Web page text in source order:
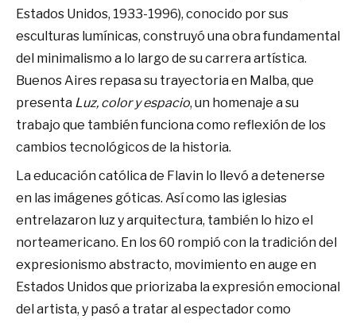
Estados Unidos, 1933-1996), conocido por sus
esculturas lumínicas, construyó una obra fundamental
del minimalismo a lo largo de su carrera artística.
Buenos Aires repasa su trayectoria en Malba, que
presenta Luz, color y espacio, un homenaje a su
trabajo que también funciona como reflexión de los
cambios tecnológicos de la historia.
La educación católica de Flavin lo llevó a detenerse
en las imágenes góticas. Así como las iglesias
entrelazaron luz y arquitectura, también lo hizo el
norteamericano. En los 60 rompió con la tradición del
expresionismo abstracto, movimiento en auge en
Estados Unidos que priorizaba la expresión emocional
del artista, y pasó a tratar al espectador como